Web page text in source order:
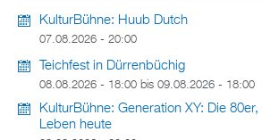
KulturBühne: Huub Dutch
07.08.2026 - 20:00
Teichfest in Dürrenbüchig
08.08.2026 - 18:00 bis 09.08.2026 - 18:00
KulturBühne: Generation XY: Die
Leben heute